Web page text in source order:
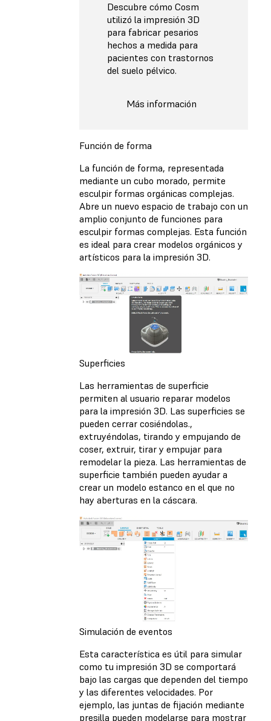
Descubre cómo Cosm
utilizó la impresión 3D
para fabricar pesarios
hechos a medida para
pacientes con trastornos
del suelo pélvico.
Más información
Función de forma
La función de forma, representada
mediante un cubo morado, permite
esculpir formas orgánicas complejas.
Abre un nuevo espacio de trabajo con un
amplio conjunto de funciones para
esculpir formas complejas. Esta función
es ideal para crear modelos orgánicos y
artísticos para la impresión 3D.
Superficies
Las herramientas de superficie
permiten al usuario reparar modelos
para la impresión 3D. Las superficies se
pueden cerrar cosiéndolas.,
extruyéndolas, tirando y empujando de
coser, extruir, tirar y empujar para
remodelar la pieza. Las herramientas de
superficie también pueden ayudar a
crear un modelo estanco en el que no
hay aberturas en la cáscara.
Simulación de eventos
Esta característica es útil para simular
como tu impresión 3D se comportará
bajo las cargas que dependen del tiempo
y las diferentes velocidades. Por
ejemplo, las juntas de fijación mediante
presilla pueden modelarse para mostrar